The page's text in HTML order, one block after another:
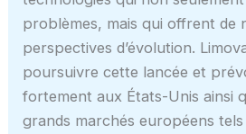
problèmes, mais qui offrent de
perspectives d’évolution.
poursuivre cette lancée et
fortement aux États-Unis ainsi
grands marchés européens tels